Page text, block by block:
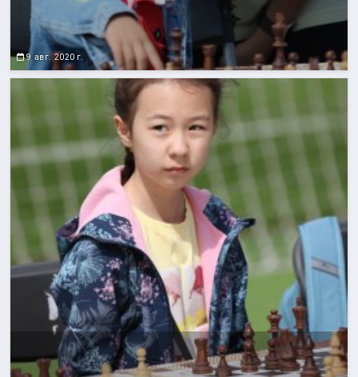
9 авг. 2020 г.